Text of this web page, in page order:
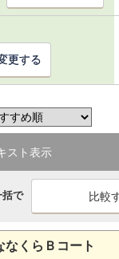
更する
スト表示
括で
なくらＢコート